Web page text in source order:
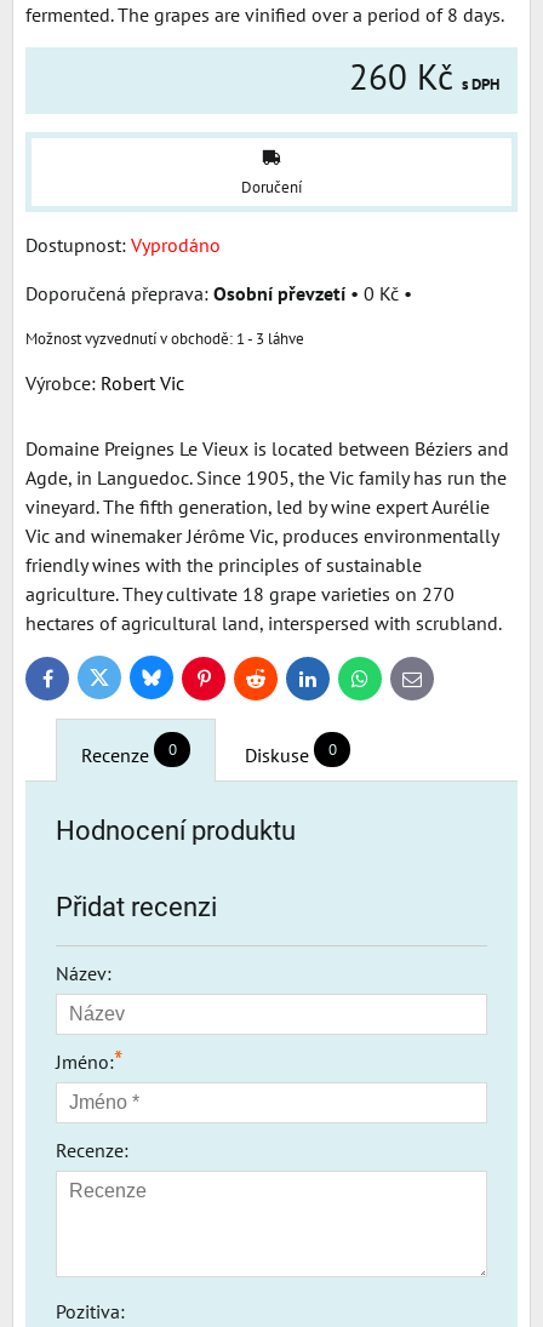
fermented. The grapes are vinified over a period of 8 days.
260 Kč s DPH
Doručení
Dostupnost: Vyprodáno
Osobní převzetí • 0 Kč •
1 - 3 láhve
Výrobce: Robert Vic
Domaine Preignes Le Vieux is located between Béziers and
Agde, in Languedoc. Since 1905, the Vic family has run the
vineyard. The fifth generation, led by wine expert Aurélie
Vic and winemaker Jérôme Vic, produces environmentally
friendly wines with the principles of sustainable
agriculture. They cultivate 18 grape varieties on 270
hectares of agricultural land, interspersed with scrubland.
FacebookTwitter BlueskyPinterestReddit LinkedInWhatsApp
E-
mail
Recenze 0 Diskuse 0
Hodnocení produktu
Přidat recenzi
Název:
Jméno:*
Recenze:
Pozitiva: